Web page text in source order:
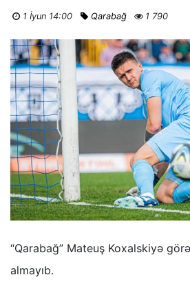
1 İyun 14:00 Qarabağ 1 790
“Qarabağ” Mateuş Koxalskiyə
almayıb.